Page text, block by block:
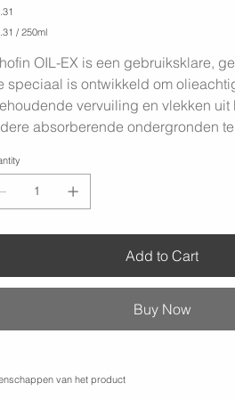
Oil-
- / 250ml
OIL-EX is een gebruiksklare,
speciaal is ontwikkeld om
vervuiling en vlekken uit
absorberende ondergronden
Add to Cart
Buy Now
van het product